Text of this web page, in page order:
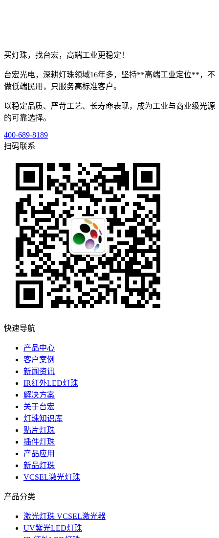
买灯珠，找台宏，高端工业更稳定！
台宏光电，深耕灯珠领域16年多，坚持**高端工业定位**，不
做低端民用，只服务高标准客户。
以稳定品质、严苛工艺、长寿命表现，成为工业与商业级光源
的可靠选择。
400-689-8189
扫码联系
快速导航
产品中心
客户案例
新闻资讯
IR红外LED灯珠
解决方案
关于台宏
灯珠知识库
贴片灯珠
插件灯珠
产品应用
新品灯珠
VCSEL激光灯珠
产品分类
激光灯珠 VCSEL激光器
UV紫光LED灯珠